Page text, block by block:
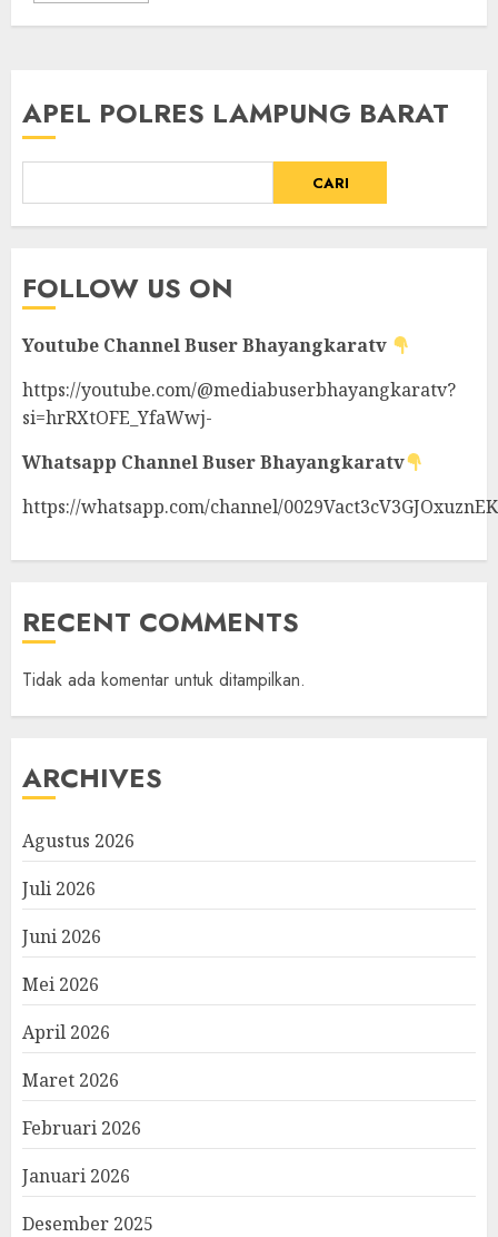
APEL POLRES LAMPUNG BARAT
CARI
FOLLOW US ON
Youtube ChannelBuser Bhayangkaratv
https://youtube.com/@mediabuserbhayangkaratv?
si=hrRXtOFE_YfaWwj-
Whatsapp ChannelBuser Bhayangkaratv
https://whatsapp.com/channel/
RECENT COMMENTS
Tidak ada komentar untuk ditampilkan.
ARCHIVES
Agustus 2026
Juli 2026
Juni 2026
Mei 2026
April 2026
Maret 2026
Februari 2026
Januari 2026
Desember 2025